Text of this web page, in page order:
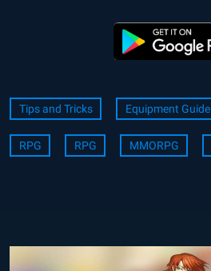
Tips and Tricks Equipment Guide
RPG RPG MMORPG